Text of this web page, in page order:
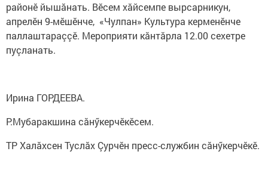
районӗ йышăнать. Вӗсем хăйсемпе вырсарникун,
апрелӗн 9-мӗшӗнче, «Чулпан» Культура керменӗнче
паллаштараççӗ. Мероприяти кăнтăрла 12.00 сехетре
пуçланать.
Ирина ГОРДЕЕВА.
Р.Мубаракшина сăнӳкерчӗкӗсем.
ТР Халăхсен Туслăх Çурчӗн пресс-службин сăнӳкерчӗкӗ.